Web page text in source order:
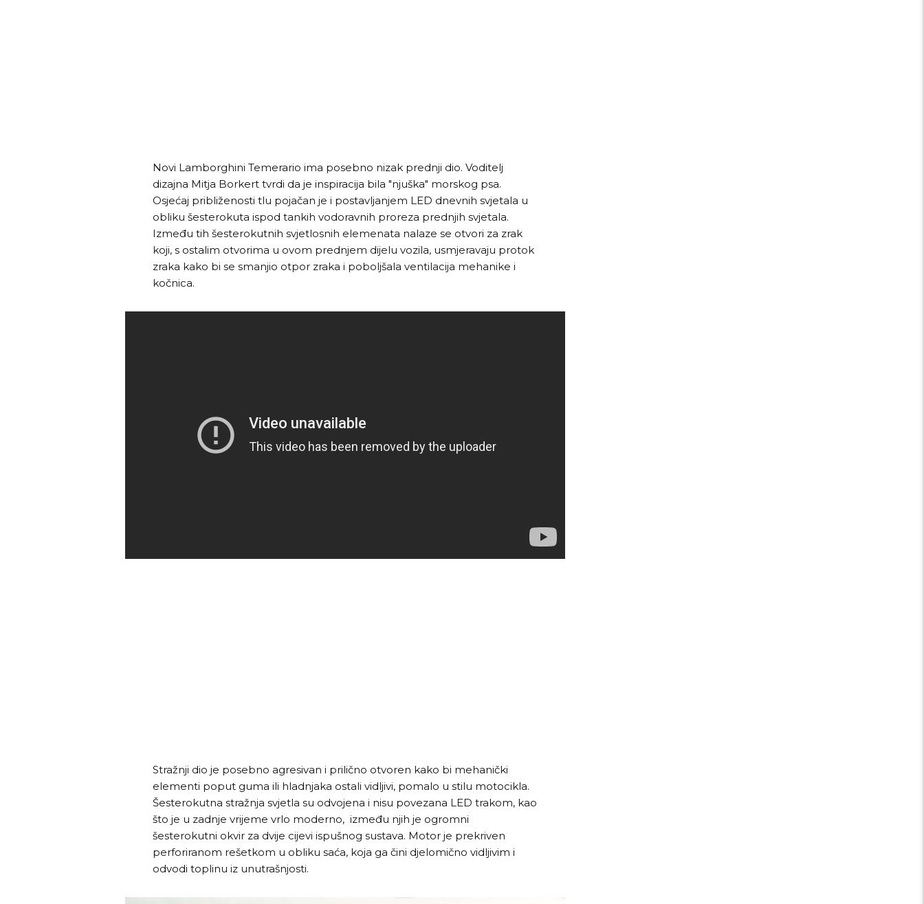
Novi Lamborghini Temerario ima posebno nizak prednji dio. Voditelj
dizajna Mitja Borkert tvrdi da je inspiracija bila "njuška" morskog psa.
Osjećaj približenosti tlu pojačan je i postavljanjem LED dnevnih svjetala u
obliku šesterokuta ispod tankih vodoravnih proreza prednjih svjetala.
Između tih šesterokutnih svjetlosnih elemenata nalaze se otvori za zrak
koji, s ostalim otvorima u ovom prednjem dijelu vozila, usmjeravaju protok
zraka kako bi se smanjio otpor zraka i poboljšala ventilacija mehanike i
kočnica.
Stražnji dio je posebno agresivan i prilično otvoren kako bi mehanički
elementi poput guma ili hladnjaka ostali vidljivi, pomalo u stilu motocikla.
Šesterokutna stražnja svjetla su odvojena i nisu povezana LED trakom, kao
što je u zadnje vrijeme vrlo moderno, između njih je ogromni
šesterokutni okvir za dvije cijevi ispušnog sustava. Motor je prekriven
perforiranom rešetkom u obliku saća, koja ga čini djelomično vidljivim i
odvodi toplinu iz unutrašnjosti.